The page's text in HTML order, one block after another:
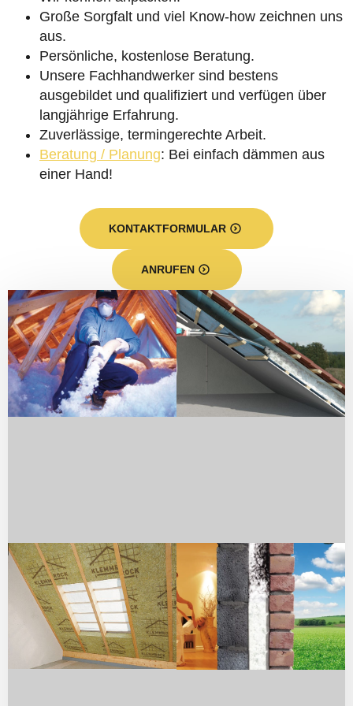
Große Sorgfalt und viel Know-how zeichnen uns
aus.
Persönliche, kostenlose Beratung.
Unsere Fachhandwerker sind bestens
ausgebildet und qualifiziert und verfügen über
langjährige Erfahrung.
Zuverlässige, termingerechte Arbeit.
Beratung / Planung: Bei einfach dämmen aus
einer Hand!
KONTAKTFORMULAR
ANRUFEN